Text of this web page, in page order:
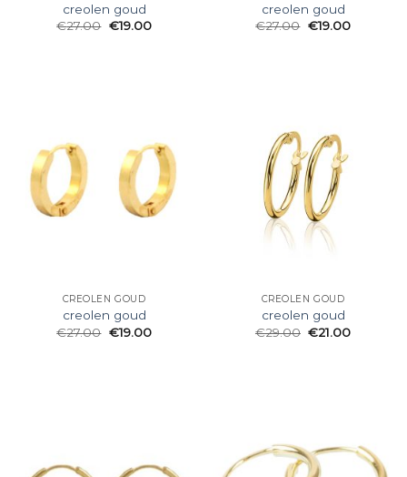
creolen goud
€27.00 €19.00
creolen goud
€27.00 €19.00
CREOLEN GOUD
creolen goud
€27.00 €19.00
CREOLEN GOUD
creolen goud
€29.00 €21.00